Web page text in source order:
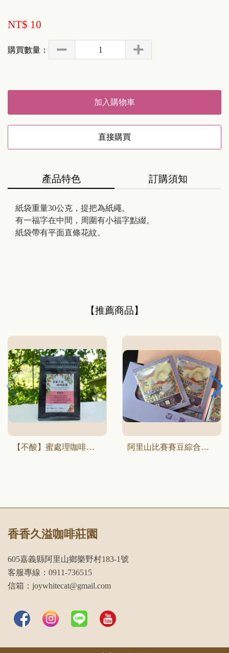
NT$ 10
購買數量：
加入購物車
直接購買
產品特色 訂購須知
紙袋重量30公克，提把為紙繩。
有一福字在中間，周圍有小福字點綴。
紙袋帶有平面直條花紋。
【推薦商品】
【不酸】蜜處理咖啡豆1/2磅（240克） 阿里山比賽賽豆綜合耳掛禮盒
香香久溢咖啡莊園
605嘉義縣阿里山鄉樂野村183-1號
客服專線：0911-736515
信箱：joywhitecat@gmail.com